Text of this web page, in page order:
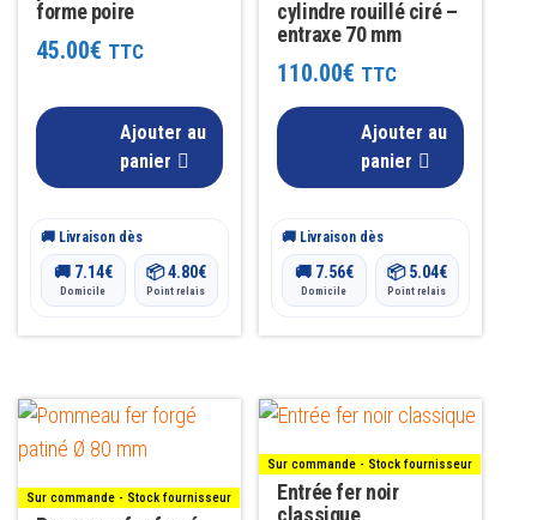
forme poire
45.00€ TTC
Ajouter au
panier
🚚 Livraison dès
🚚 7.14€
Domicile
📦4.80€
Point relais
cylindre rouillé ciré –
entraxe 70 mm
110.00€ TTC
Ajouter au
panier
🚚 Livraison dès
🚚 7.56€
Domicile
📦5.04€
Point relais
Sur commande - Stock fournisseur
Sur commande - Stock fournisseur
Entrée fer noir